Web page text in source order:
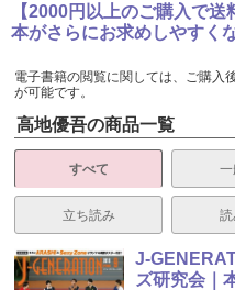
【2000円以上のご購入で
本がさらにお求めしやすく
電子書籍の閲覧に関しては、ご購入
が可能です。
高地優吾の商品一覧
すべて
立ち読み 読
J-
ズ研究会｜